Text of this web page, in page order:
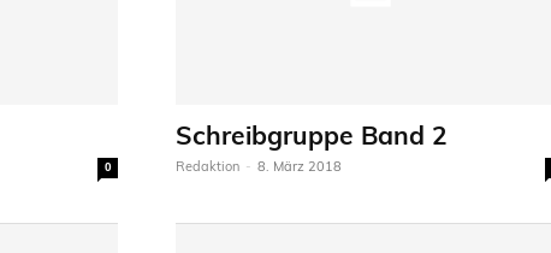
0
Schreibgruppe Band 2
Redaktion - 8. März 2018